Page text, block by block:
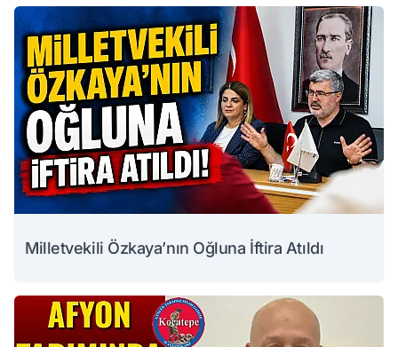
Milletvekili Özkaya’nın Oğluna İftira Atıldı